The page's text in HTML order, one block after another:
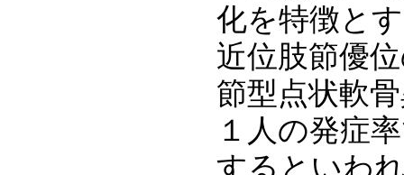
化を特徴と
近位肢節優
節型点状軟
１人の発症
するといわ